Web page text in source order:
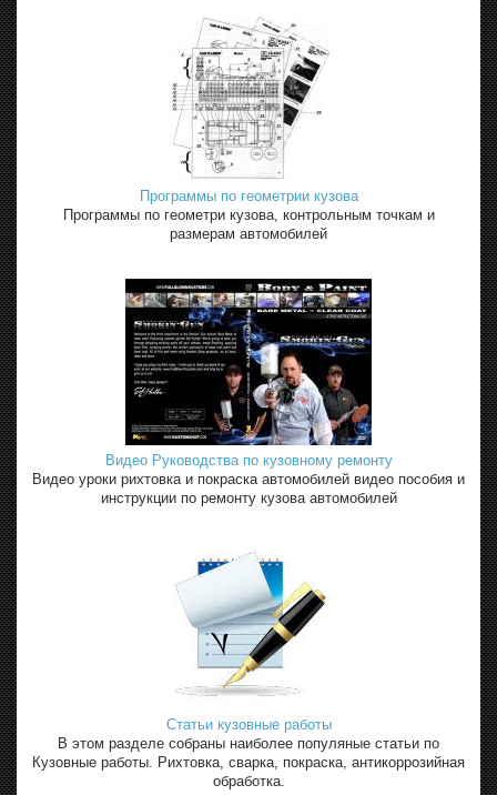
Программы по геометрии кузова
Программы по геометри кузова, контрольным точкам и
размерам автомобилей
Видео Руководства по кузовному ремонту
Видео уроки рихтовка и покраска автомобилей видео пособия и
инструкции по ремонту кузова автомобилей
Статьи кузовные работы
В этом разделе собраны наиболее популяные статьи по
Кузовные работы. Рихтовка, сварка, покраска, антикоррозийная
обработка.